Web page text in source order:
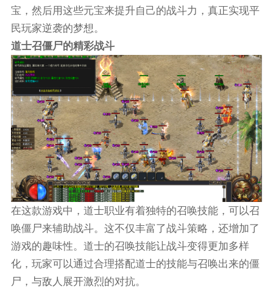
宝，然后用这些元宝来提升自己的战斗力，真正实现平
民玩家逆袭的梦想。
道士召僵尸的精彩战斗
在这款游戏中，道士职业有着独特的召唤技能，可以召
唤僵尸来辅助战斗。这不仅丰富了战斗策略，还增加了
游戏的趣味性。道士的召唤技能让战斗变得更加多样
化，玩家可以通过合理搭配道士的技能与召唤出来的僵
尸，与敌人展开激烈的对抗。